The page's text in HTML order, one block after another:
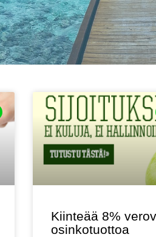
Kiinteää 8%
osinkotuottoa